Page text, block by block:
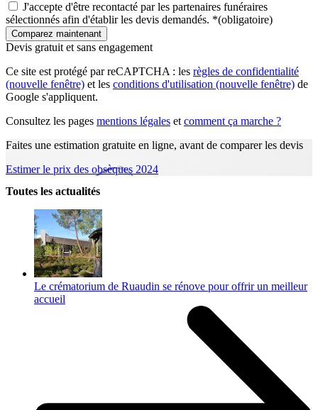
J'accepte d'être recontacté par les partenaires funéraires
sélectionnés afin d'établir les devis demandés. *(obligatoire)
Devis gratuit et sans engagement
Ce site est protégé par reCAPTCHA : les règles de confidentialité
(nouvelle fenêtre) et les conditions d'utilisation (nouvelle fenêtre) de
Google s'appliquent.
Consultez les pages mentions légales et comment ça marche ?
Faites une estimation gratuite en ligne, avant de comparer les devis
Estimer le prix des obsèques 2024
Toutes les actualités
Le crématorium de Ruaudin se rénove pour offrir un meilleur
accueil